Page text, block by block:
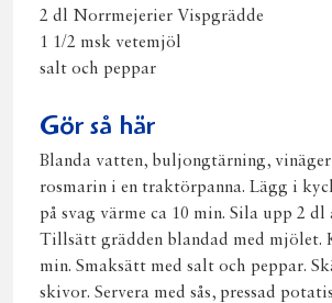
2 dl Norrmejerier Vispgrädde
1 1/2 msk vetemjöl
salt och peppar
Gör så här
Blanda vatten, buljongtärning,
rosmarin i en traktörpanna. Lägg i
på svag värme ca 10 min. Sila upp 2 dl
Tillsätt grädden blandad med mjölet.
min. Smaksätt med salt och peppar.
skivor. Servera med sås, pressad